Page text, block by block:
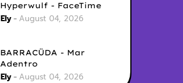
Hyperwulf - FaceTime
Ely August 04, 2026
BARRACÜDA - Mar
Adentro
Ely August 04, 2026